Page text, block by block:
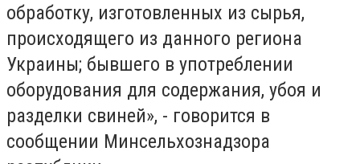
обработку, изготовленных из сырья,
происходящего из данного региона
Украины; бывшего в употреблении
оборудования для содержания, убоя и
разделки свиней», - говорится в
сообщении Минсельхознадзора